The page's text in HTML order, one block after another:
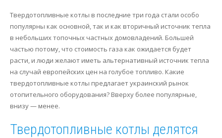
Партнерам
Отзывы
Вакансии
Кондиционирование под ключ
Отопление под ключ
Осушитель в бассейн под ключ
Проектирование
Практика
Статьи
Вентиляция
Кондиционеры
Частые вопросы
Контакты
[RU|UA]
Твердотопливные котлы в последние три года стали особо
популярны как основной, так и как вторичный источник тепла
в небольших топочных частных домовладений. Большей
частью потому, что стоимость газа как ожидается будет
расти, и люди желают иметь альтернативный источник тепла
на случай европейских цен на голубое топливо. Какие
твердотопливные котлы предлагает украинский рынок
отопительного оборудования? Вверху более популярные,
внизу — менее.
Твердотопливные котлы делятся